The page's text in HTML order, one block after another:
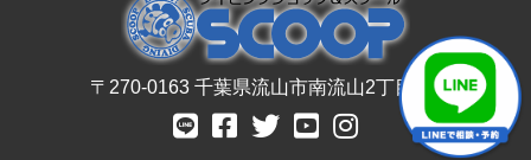
〒270-0163 千葉県流山市南流山2丁目8-7